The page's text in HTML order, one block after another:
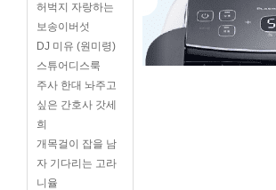
허벅지 자랑하는
보송이버섯
DJ 미유 (원미령)
스튜어디스룩
주사 한대 놔주고
싶은 간호사 갓세
희
개목걸이 잡을 남
자 기다리는 고라
니율